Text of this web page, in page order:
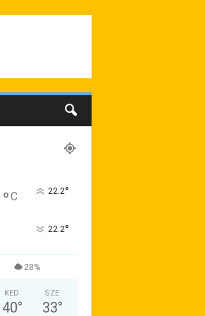
°C 22.2°
22.2°
28%
KED
40°
SZE
33°